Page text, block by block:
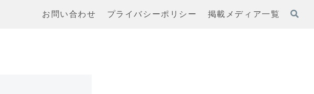
お問い合わせ プライバシーポリシー 掲載メディア一覧